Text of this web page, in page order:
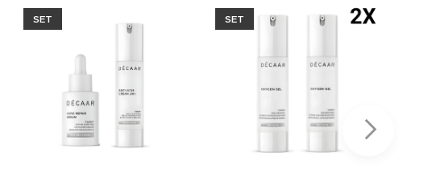
SET SET